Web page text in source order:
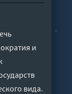
и
вида.